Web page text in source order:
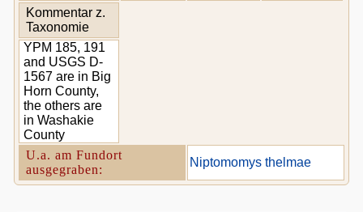
Kommentar z.
Taxonomie
YPM 185, 191
and USGS D-
1567 are in Big
Horn County,
the others are
in Washakie
County
U.a. am Fundort
ausgegraben:
Niptomomys thelmae